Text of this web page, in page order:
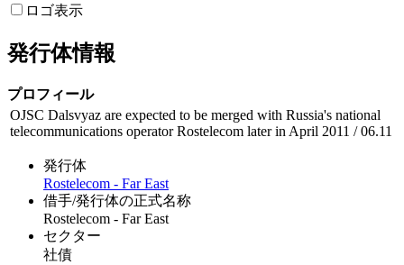
ロゴ表示
発行体情報
プロフィール
OJSC Dalsvyaz are expected to be merged with Russia's national
telecommunications operator Rostelecom later in April 2011 / 06.11
発行体
Rostelecom - Far East
借手/発行体の正式名称
Rostelecom - Far East
セクター
社債